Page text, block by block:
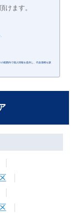
けます。
範囲内で個人情報を提供し、代金債権を譲